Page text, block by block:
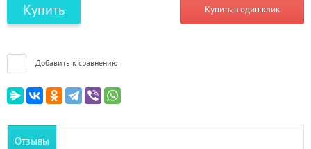
Купить Купить в один клик
Добавить к сравнению
Отзывы